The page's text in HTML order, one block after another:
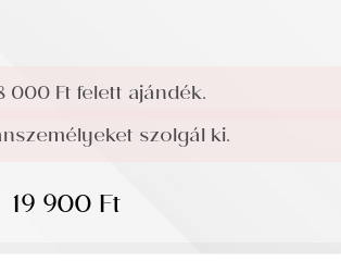
Ft felett ajándék.
szolgál ki.
19 900Ft